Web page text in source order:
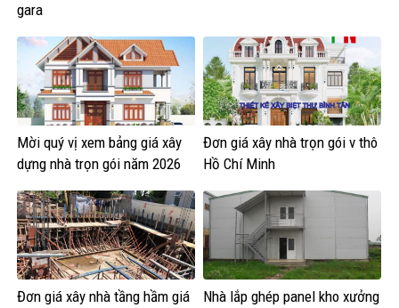
gara
Mời quý vị xem bảng giá xây
dựng nhà trọn gói năm 2026
Đơn giá xây nhà trọn gói v thô
Hồ Chí Minh
Đơn giá xây nhà tầng hầm giá
Nhà lắp ghép panel kho xưởng